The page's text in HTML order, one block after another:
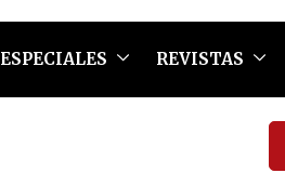
ESPECIALES REVISTAS